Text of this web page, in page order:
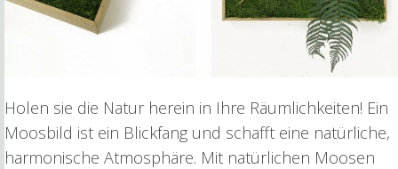
Holen sie die Natur herein in Ihre Räumlichkeiten! Ein
Moosbild ist ein Blickfang und schafft eine natürliche,
harmonische Atmosphäre. Mit natürlichen Moosen